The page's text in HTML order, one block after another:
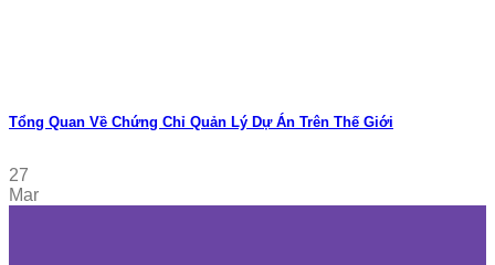
Tổng Quan Về Chứng Chỉ Quản Lý Dự Án Trên Thế Giới
27
Mar